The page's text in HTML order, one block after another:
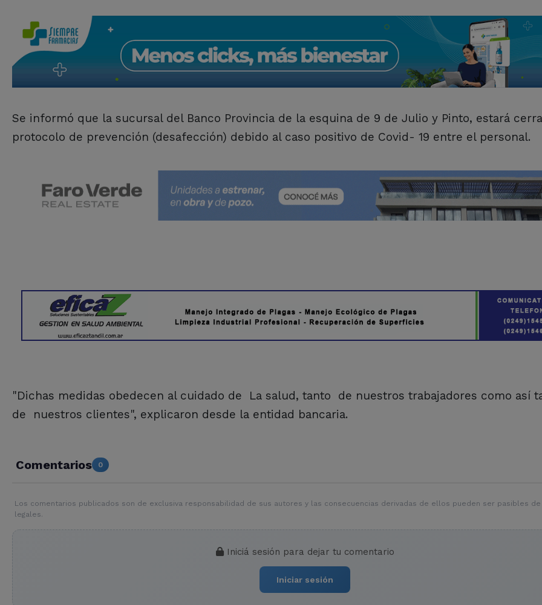
Se informó que la sucursal del Banco Provincia de la esquina de 9 de Julio y Pinto, estará
protocolo de prevención (desafección) debido al caso positivo de Covid- 19 entre el personal.
"Dichas medidas obedecen al cuidado de La salud, tanto de nuestros trabajadores como así
de nuestros clientes", explicaron desde la entidad bancaria.
Comentarios 0
Los comentarios publicados son de exclusiva responsabilidad de sus autores y las consecuencias derivadas de ellos pueden ser pasibles de
legales.
Iniciá sesión para dejar tu comentario
Iniciar sesión